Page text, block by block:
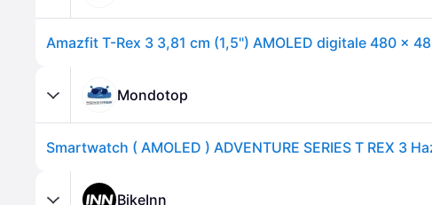
Mondotop
BikeInn